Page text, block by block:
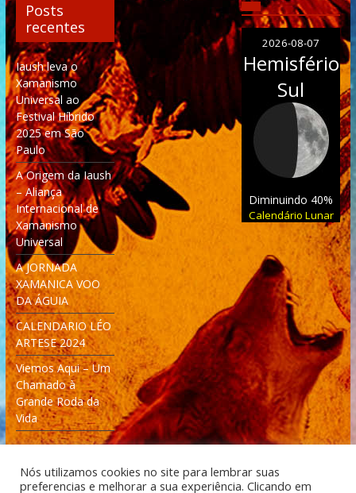
Posts
recentes
Iaush leva o
Xamanismo
Universal ao
Festival Híbrido
2025 em São
Paulo
A Origem da Iaush
– Aliança
Internacional de
Xamanismo
Universal
A JORNADA
XAMANICA VOO
DA ÁGUIA
CALENDARIO LÉO
ARTESE 2024
Viemos Aqui – Um
Chamado à
Grande Roda da
Vida
2026-08-07
Hemisfério
Sul
Diminuindo 40%
Calendário Lunar
Nós utilizamos cookies no site para lembrar suas
preferencias e melhorar a sua experiência. Clicando em